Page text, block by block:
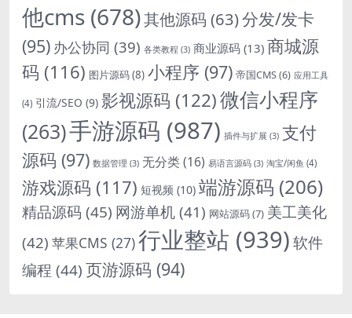
他cms (678)其他源码 (63)分发/发卡
(95) 办公协同 (39) 各类教程 (3) 商业源码 (13) 商城源
码 (116) 图片源码(8) 小程序 (97) 帝国CMS(6) 应用工具
(4) 引流/SEO (9) 影视源码 (122)微信小程序
(263)手游源码 (987) 插件与扩展 (3) 支付
源码 (97) 数据管理 (3) 无分类(16) 易语言源码 (3) 淘宝/闲鱼 (4)
游戏源码 (117) 短视频 (10) 端游源码 (206)
精品源码 (45) 网游单机 (41) 网站源码(7) 美工美化
(42) 苹果CMS (27)行业整站 (939)软件
编程 (44)页游源码 (94)